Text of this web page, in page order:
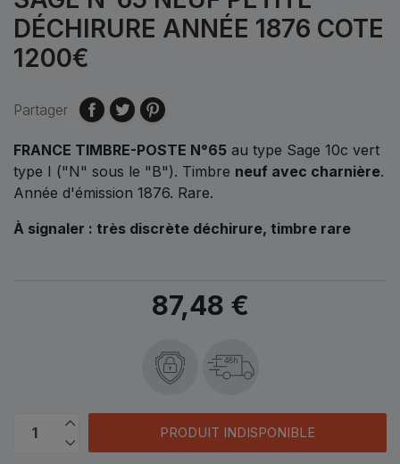
DÉCHIRURE ANNÉE 1876 COTE
1200€
Partager
FRANCE TIMBRE-POSTE N°65 au type Sage 10c vert
type I ("N" sous le "B"). Timbre neuf avec charnière.
Année d'émission 1876. Rare.
À signaler : très discrète déchirure, timbre rare
87,48 €
48h
PRODUIT INDISPONIBLE